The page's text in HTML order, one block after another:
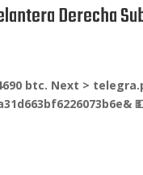
Derecha
btc. Next >